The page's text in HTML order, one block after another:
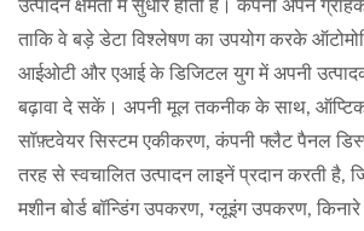
उत्पादन क्षमता में सुधार होती है। कंपनी अपने
ताकि वे बड़े डेटा विश्लेषण का उपयोग करके
आईओटी और एआई के डिजिटल युग में अपनी
बढ़ावा दे सकें। अपनी मूल तकनीक के साथ,
सॉफ़्टवेयर सिस्टम एकीकरण, कंपनी फ्लैट पैनल
तरह से स्वचालित उत्पादन लाइनें प्रदान करती है,
मशीन बोर्ड बॉन्डिंग उपकरण, ग्लूइंग उपकरण,